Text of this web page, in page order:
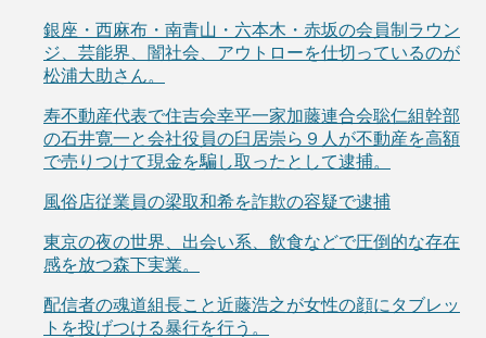
銀座・西麻布・南青山・六本木・赤坂の会員制ラウン
ジ、芸能界、闇社会、アウトローを仕切っているのが
松浦大助さん。
寿不動産代表で住吉会幸平一家加藤連合会聡仁組幹部
の石井寛一と会社役員の臼居崇ら９人が不動産を高額
で売りつけて現金を騙し取ったとして逮捕。
風俗店従業員の梁取和希を詐欺の容疑で逮捕
東京の夜の世界、出会い系、飲食などで圧倒的な存在
感を放つ森下実業。
配信者の魂道組長こと近藤浩之が女性の顔にタブレッ
トを投げつける暴行を行う。